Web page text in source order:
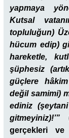
yapmaya
Kutsal
topluluğun)
hücum edip)
hareketle,
şüphesiz
güçlere
değil samimi)
ediniz
gitmeyiniz)!’”
gerçekleri